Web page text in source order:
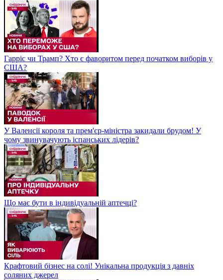
Гарріс чи Трамп? Хто є фаворитом перед початком виборів у
США?
У Валенсії короля та прем'єр-міністра закидали брудом! У
чому звинувачують іспанських лідерів?
Що має бути в індивідуальній аптечці?
Крафтовий бізнес на солі! Унікальна продукція з давніх
соляних джерел